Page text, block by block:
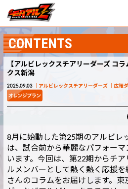
CONTENTS
【アルビレックスチアリーダーズ コ
クス新潟
2025.09.03 アルビレックスチアリーダーズ 広報
8月に始動した第25期のアルビレ
は、試合前から華麗なパフォー
います。今回は、第22期からチ
ルメンバーとして熱く熱く応援を
さんのコラムをお届けします。